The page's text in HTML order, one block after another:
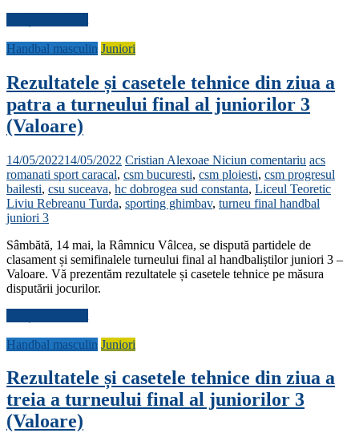
Handbal masculin Juniori
Rezultatele și casetele tehnice din ziua a
patra a turneului final al juniorilor 3
(Valoare)
14/05/202214/05/2022 Cristian Alexoae Niciun comentariu acs
romanati sport caracal, csm bucuresti, csm ploiesti, csm progresul
bailesti, csu suceava, hc dobrogea sud constanta, Liceul Teoretic
Liviu Rebreanu Turda, sporting ghimbav, turneu final handbal
juniori 3
Sâmbătă, 14 mai, la Râmnicu Vâlcea, se dispută partidele de
clasament și semifinalele turneului final al handbaliștilor juniori 3 –
Valoare. Vă prezentăm rezultatele și casetele tehnice pe măsura
disputării jocurilor.
Handbal masculin Juniori
Rezultatele și casetele tehnice din ziua a
treia a turneului final al juniorilor 3
(Valoare)